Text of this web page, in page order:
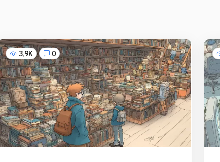
3,9K 0